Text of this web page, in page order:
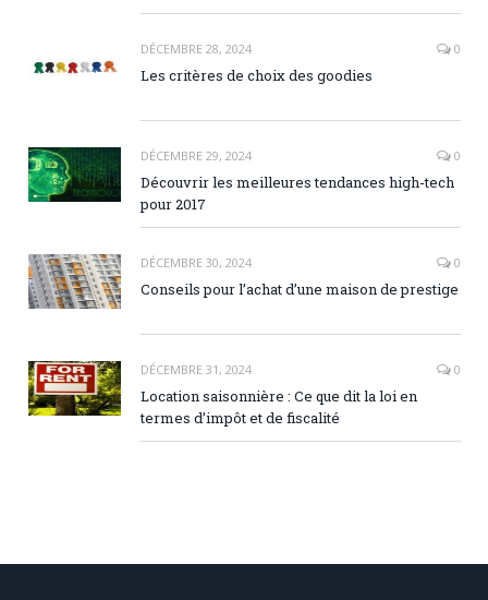
DÉCEMBRE 28, 2024 0
Les critères de choix des goodies
DÉCEMBRE 29, 2024 0
Découvrir les meilleures tendances high-tech
pour 2017
DÉCEMBRE 30, 2024 0
Conseils pour l’achat d’une maison de prestige
DÉCEMBRE 31, 2024 0
Location saisonnière : Ce que dit la loi en
termes d’impôt et de fiscalité